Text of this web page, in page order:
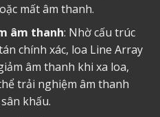
mất âm thanh.
âm thanh: Nhờ cấu trúc
chính xác, loa Line Array
âm thanh khi xa loa,
trải nghiệm âm thanh
khấu.